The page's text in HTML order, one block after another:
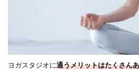
ヨガスタジオに通うメリットはたくさん